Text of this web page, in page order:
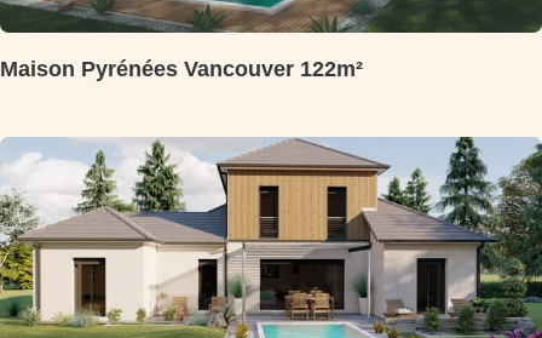
Maison Pyrénées Vancouver 122m²